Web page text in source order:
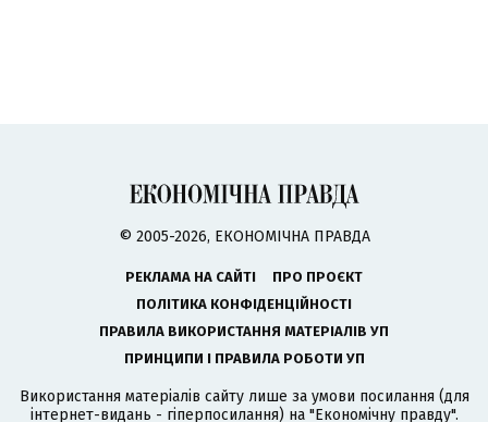
© 2005-2026, ЕКОНОМІЧНА ПРАВДА
РЕКЛАМА НА САЙТІ
ПРО ПРОЄКТ
ПОЛІТИКА КОНФІДЕНЦІЙНОСТІ
ПРАВИЛА ВИКОРИСТАННЯ МАТЕРІАЛІВ УП
ПРИНЦИПИ І ПРАВИЛА РОБОТИ УП
Використання матеріалів сайту лише за умови посилання (для
інтернет-видань - гіперпосилання) на "Економічну правду".